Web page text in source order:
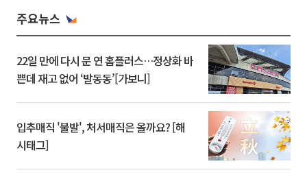
주요뉴스
22일 만에 다시 문 연 홈플러스…정상화 바
쁜데 재고 없어 ‘발동동’[가보니]
입추매직 '불발', 처서매직은 올까요? [해
시태그]